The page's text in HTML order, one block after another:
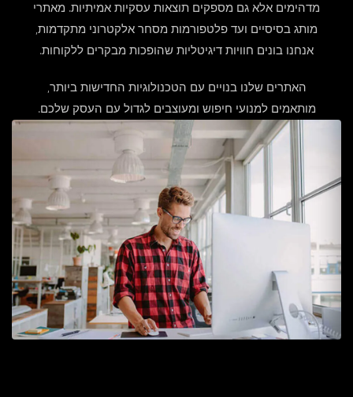
מדהימים אלא גם מספקים תוצאות עסקיות אמיתיות. מאתרי
מותג בסיסיים ועד פלטפורמות מסחר אלקטרוני מתקדמות,
אנחנו בונים חוויות דיגיטליות שהופכות מבקרים ללקוחות.
האתרים שלנו בנויים עם הטכנולוגיות החדישות ביותר,
מותאמים למנועי חיפוש ומעוצבים לגדול עם העסק שלכם.